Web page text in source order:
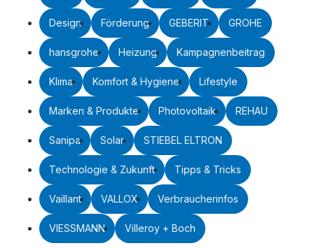
Design Förderung GEBERIT GROHE
hansgrohe Heizung Kampagnenbeitrag
Klima Komfort & Hygiene Lifestyle
Marken & Produkte Photovoltaik REHAU
Sanipa Solar STIEBEL ELTRON
Technologie & Zukunft Tipps & Tricks
Vaillant VALLOX Verbraucherinfos
VIESSMANN Villeroy + Boch